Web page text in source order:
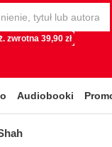
zwrotna 39,90 zł
Audiobooki